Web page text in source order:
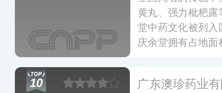
黄丸、强力枇杷
堂中药文化被列
庆余堂拥有占地
市场份额。更多
10 广东澳珍药业